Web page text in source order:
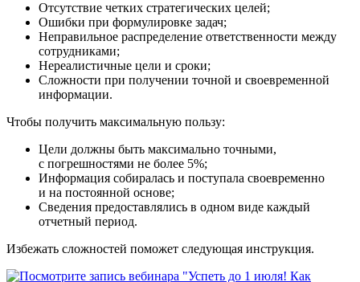
Отсутствие четких стратегических целей;
Ошибки при формулировке задач;
Неправильное распределение ответственности между
сотрудниками;
Нереалистичные цели и сроки;
Сложности при получении точной и своевременной
информации.
Чтобы получить максимальную пользу:
Цели должны быть максимально точными,
с погрешностями не более 5%;
Информация собиралась и поступала своевременно
и на постоянной основе;
Сведения предоставлялись в одном виде каждый
отчетный период.
Избежать сложностей поможет следующая инструкция.